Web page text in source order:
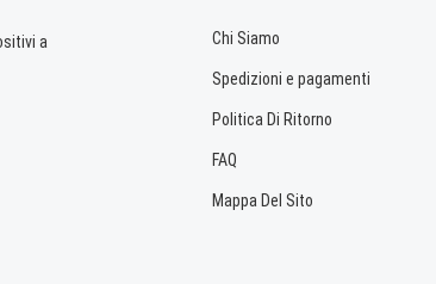
a
Chi Siamo
Spedizioni e pagamenti
Politica Di Ritorno
FAQ
Mappa Del Sito